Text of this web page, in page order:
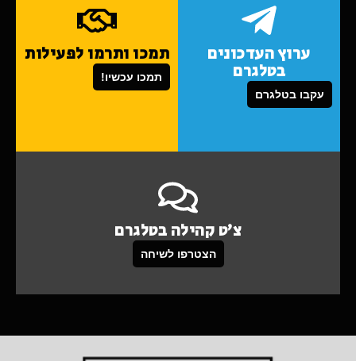
ערוץ העדכונים
בטלגרם
עקבו בטלגרם
תמכו ותרמו לפעילות
תמכו עכשיו!
צ'ט קהילה בטלגרם
הצטרפו לשיחה